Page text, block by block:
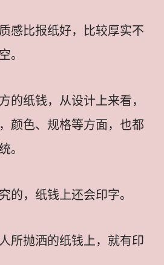
感比报纸好，比较厚实不
。
的纸钱，从设计上来看，
颜色、规格等方面，也都
。
的，纸钱上还会印字。
所抛洒的纸钱上，就有印